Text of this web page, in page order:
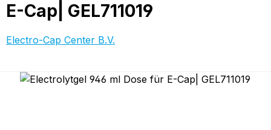
E-Cap| GEL711019
Electro-Cap Center B.V.
Bildergalerie überspringen